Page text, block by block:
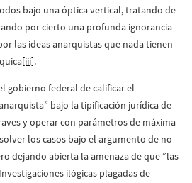
bajo una óptica vertical, tratando de
por cierto una profunda ignorancia
las ideas anarquistas que nada tienen
[iii].
gobierno federal de calificar el
bajo la tipificación jurídica de
y operar con parámetros de máxima
los casos bajo el argumento de no
dejando abierta la amenaza de que “las
ilógicas plagadas de